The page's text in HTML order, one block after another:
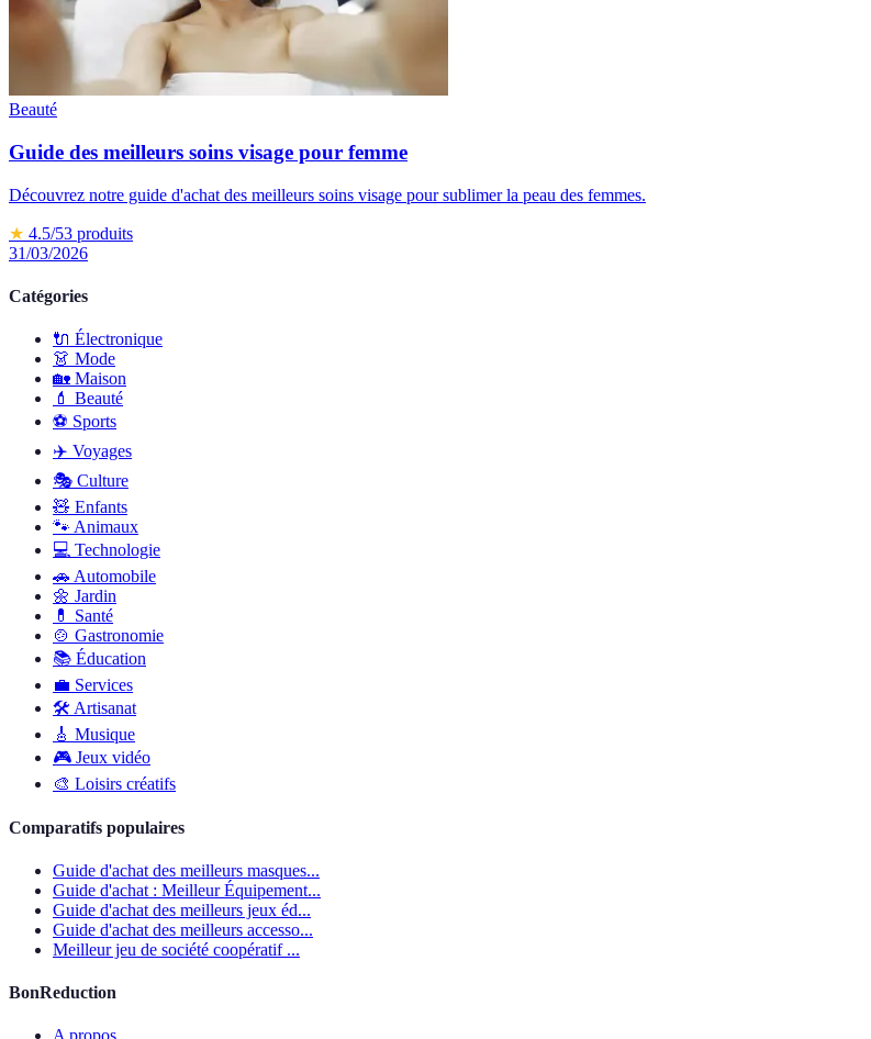
Beauté
Guide des meilleurs soins visage pour femme
Découvrez notre guide d'achat des meilleurs soins visage pour sublimer la peau des femmes.
★ 4.5/53 produits
31/03/2026
Catégories
🔌 Électronique
👗 Mode
🏡 Maison
💄 Beauté
⚽️ Sports
✈️ Voyages
🎭 Culture
🧸 Enfants
🐾 Animaux
💻 Technologie
🚗 Automobile
🌼 Jardin
💊
Santé
🍲 Gastronomie
📚 Éducation
💼 Services
🛠 Artisanat
🎸 Musique
🎮 Jeux vidéo
🎨 Loisirs créatifs
Comparatifs populaires
Guide d'achat des meilleurs masques...
Guide d'achat : Meilleur Équipement...
Guide d'achat des meilleurs jeux éd...
Guide d'achat des meilleurs accesso...
Meilleur jeu de société coopératif ...
BonReduction